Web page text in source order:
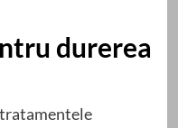
durerea